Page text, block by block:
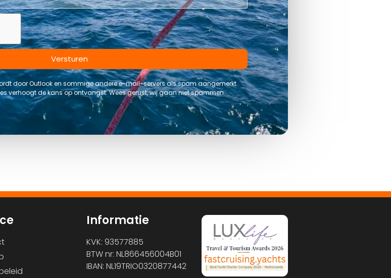
Versturen
door Outlook en sommige andere e-mail-servers als spam aangemerkt.
verhoogt de kans op ontvangst. Wees gerust, wij gaan niet spammen.
Informatie
KVK: 93577885
BTW nr: NL866456004B01
IBAN: NL19TRIO0320877442